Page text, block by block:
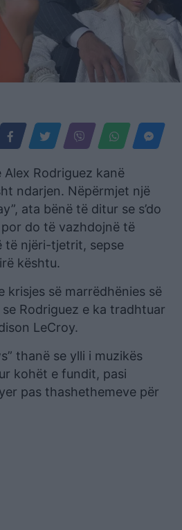
Rodriguez kanë
ndarjen. Nëpërmjet një
ata bënë të ditur se s’do
do të vazhdojnë të
të njëri-tjetrit, sepse
kështu.
krisjes së marrëdhënies së
Rodriguez e ka tradhtuar
LeCroy.
thanë se ylli i muzikës
kohët e fundit, pasi
pas thashethemeve për